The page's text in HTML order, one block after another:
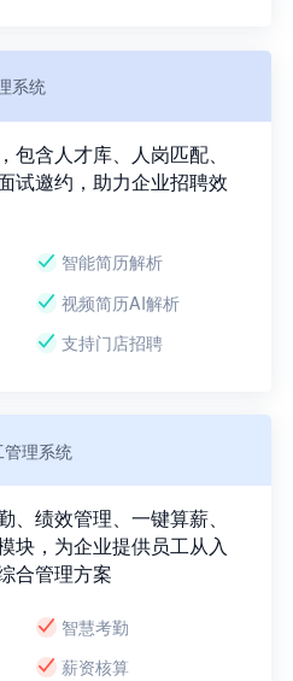
系统
含人才库、人岗匹配、
试邀约，助力企业招聘效
智能简历解析
视频简历AI解析
支持门店招聘
管理系统
绩效管理、一键算薪、
块，为企业提供员工从入
合管理方案
智慧考勤
薪资核算